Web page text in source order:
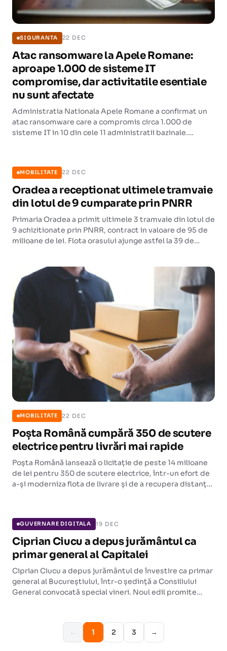
SIGURANTA 22 DEC
Atac ransomware la Apele Romane:
aproape 1.000 de sisteme IT
compromise, dar activitatile esentiale
nu sunt afectate
Administratia Nationala Apele Romane a confirmat un
atac ransomware care a compromis circa 1.000 de
sisteme IT in 10 din cele 11 administratii bazinale.
MOBILITATE 22 DEC
Oradea a receptionat ultimele tramvaie
din lotul de 9 cumparate prin PNRR
Primaria Oradea a primit ultimele 3 tramvaie din lotul de
9 achizitionate prin PNRR, contract in valoare de 95 de
milioane de lei. Flota orasului ajunge astfel la 39 de
MOBILITATE 22 DEC
Poșta Română cumpără 350 de scutere
electrice pentru livrări mai rapide
Poșta Română lansează o licitație de peste 14 milioane
de lei pentru 350 de scutere electrice, într-un efort de
a-și moderniza flota de livrare și de a recupera distanța
GUVERNARE DIGITALA 19 DEC
Ciprian Ciucu a depus jurământul ca
primar general al Capitalei
Ciprian Ciucu a depus jurământul de învestire ca primar
general al Bucureștiului, într-o ședință a Consiliului
General convocată special vineri. Noul edil promite
← 1 2 3 →